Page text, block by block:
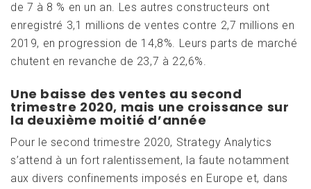
de 7 à 8 % en un an. Les autres constructeurs ont
enregistré 3,1 millions de ventes contre 2,7 millions en
2019, en progression de 14,8%. Leurs parts de marché
chutent en revanche de 23,7 à 22,6%.
Une baisse des ventes au second
trimestre 2020, mais une croissance sur
la deuxième moitié d’année
Pour le second trimestre 2020, Strategy Analytics
s’attend à un fort ralentissement, la faute notamment
aux divers confinements imposés en Europe et, dans